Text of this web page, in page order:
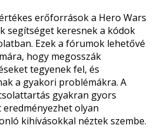
erőforrások a Hero Wars
segítséget keresnek a kódok
Ezek a fórumok lehetővé
hogy megosszák
tegyenek fel, és
a gyakori problémákra. A
gyakran gyors
olyan
kihívásokkal néztek szembe.